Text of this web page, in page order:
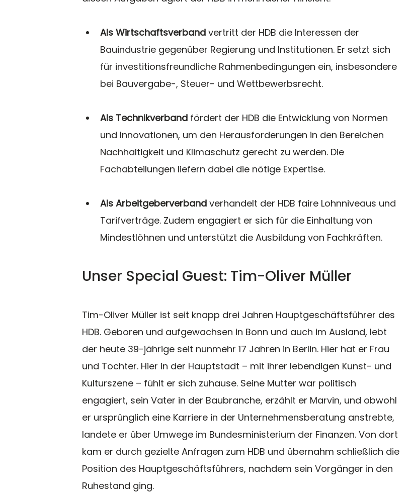
Als Wirtschaftsverband vertritt der HDB die Interessen der
Bauindustrie gegenüber Regierung und Institutionen. Er setzt sich
für investitionsfreundliche Rahmenbedingungen ein, insbesondere
bei Bauvergabe-, Steuer- und Wettbewerbsrecht.
Als Technikverband fördert der HDB die Entwicklung von Normen
und Innovationen, um den Herausforderungen in den Bereichen
Nachhaltigkeit und Klimaschutz gerecht zu werden. Die
Fachabteilungen liefern dabei die nötige Expertise.
Als Arbeitgeberverband verhandelt der HDB faire Lohnniveaus und
Tarifverträge. Zudem engagiert er sich für die Einhaltung von
Mindestlöhnen und unterstützt die Ausbildung von Fachkräften.
Unser Special Guest: Tim-Oliver Müller
Tim-Oliver Müller ist seit knapp drei Jahren Hauptgeschäftsführer des
HDB. Geboren und aufgewachsen in Bonn und auch im Ausland, lebt
der heute 39-jährige seit nunmehr 17 Jahren in Berlin. Hier hat er Frau
und Tochter. Hier in der Hauptstadt – mit ihrer lebendigen Kunst- und
Kulturszene – fühlt er sich zuhause. Seine Mutter war politisch
engagiert, sein Vater in der Baubranche, erzählt er Marvin, und obwohl
er ursprünglich eine Karriere in der Unternehmensberatung anstrebte,
landete er über Umwege im Bundesministerium der Finanzen. Von dort
kam er durch gezielte Anfragen zum HDB und übernahm schließlich die
Position des Hauptgeschäftsführers, nachdem sein Vorgänger in den
Ruhestand ging.